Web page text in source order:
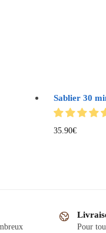
Sablier 30
35.90€
Pour